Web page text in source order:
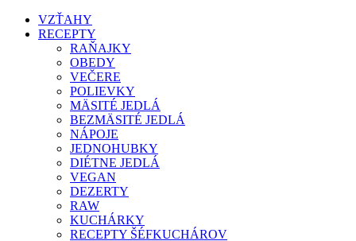
VZŤAHY
RECEPTY
RAŇAJKY
OBEDY
VEČERE
POLIEVKY
MÄSITÉ JEDLÁ
BEZMÄSITÉ JEDLÁ
NÁPOJE
JEDNOHUBKY
DIÉTNE JEDLÁ
VEGAN
DEZERTY
RAW
KUCHÁRKY
RECEPTY ŠÉFKUCHÁROV